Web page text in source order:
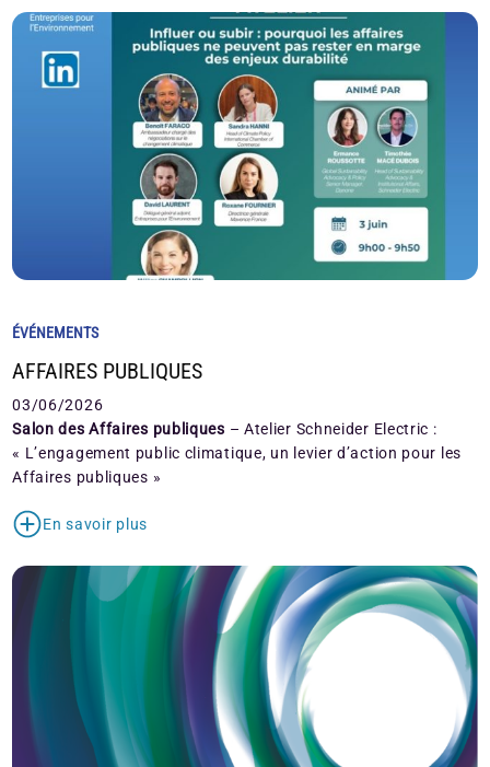
ÉVÉNEMENTS
AFFAIRES PUBLIQUES
03/06/2026
Salon des Affaires publiques – Atelier Schneider Electric :
« L’engagement public climatique, un levier d’action pour les
Affaires publiques »
En savoir plus